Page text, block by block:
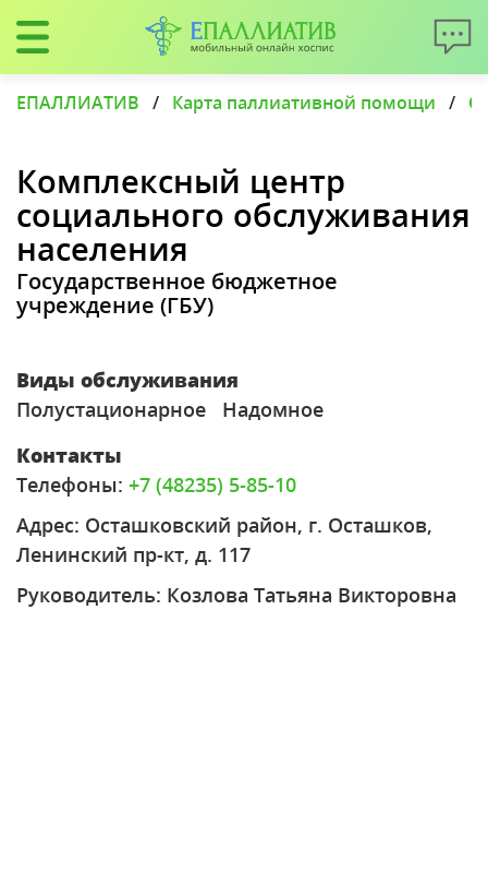
ЕПАЛЛИАТИВ / Карта паллиативной помощи /
Комплексный центр
социального обслуживания
населения
Государственное бюджетное
учреждение (ГБУ)
Виды обслуживания
Полустационарное
Надомное
Контакты
Телефоны: +7 (48235) 5-85-10
Адрес: Осташковский район, г. Осташков,
Ленинский пр-кт, д. 117
Руководитель: Козлова Татьяна Викторовна